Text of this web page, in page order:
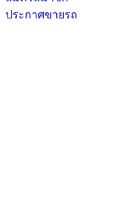
ประกาศขายรถ